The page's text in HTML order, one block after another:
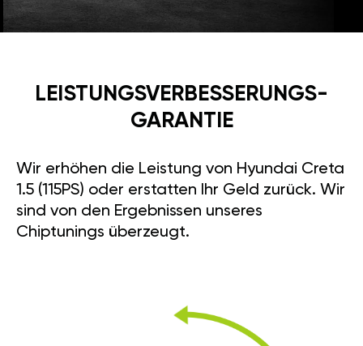
LEISTUNGSVERBESSE­RUNGS­
GARANTIE
Wir erhöhen die Leistung von Hyundai Creta
1.5 (115PS) oder erstatten Ihr Geld zurück. Wir
sind von den Ergebnissen unseres
Chiptunings überzeugt.